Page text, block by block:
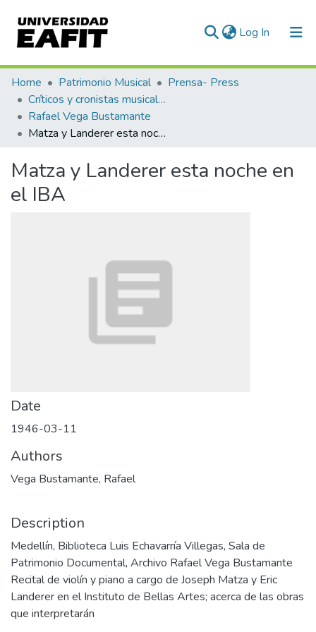
Log In (current)
Communities & Collections
All of DSpace
Statistics
Home Patrimonio Musical
Prensa- Press
Críticos y cronistas musicales
Rafael Vega Bustamante
Matza y Landerer esta noche en el IBA
Matza y Landerer esta noche en
el IBA
Date
1946-03-11
Authors
Vega Bustamante, Rafael
Description
Medellín, Biblioteca Luis Echavarría Villegas, Sala de
Patrimonio Documental, Archivo Rafael Vega Bustamante
Recital de violín y piano a cargo de Joseph Matza y Eric
Landerer en el Instituto de Bellas Artes; acerca de las obras
que interpretarán